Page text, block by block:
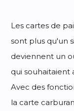
Les cartes de
sont plus qu'un
deviennent un
qui
Avec des
la carte